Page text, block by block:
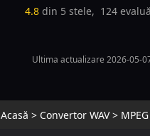
4.8 din 5 stele, 124
Ultima actualizare 2026-05-
Acasă > Convertor WAV>